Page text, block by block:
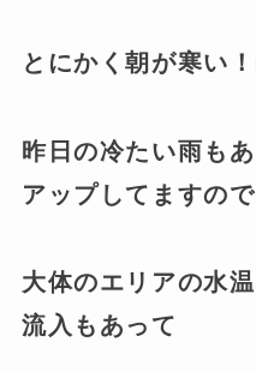
とにかく朝が寒い
昨日の冷たい雨も
アップしてますので
大体のエリアの水
流入もあって